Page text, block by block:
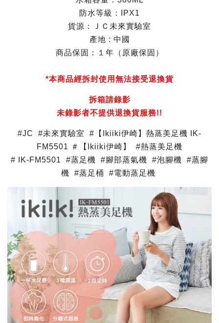
防水等級：IPX1
貨源：ＪＣ未來實驗室
產地 : 中國
商品保固：１年（原廠保固）
*本商品經拆封使用無法接受退換貨
拆箱請錄影
未錄影者不提供退換貨服務!!
#JC #未來實驗室 #【Ikiiki伊崎】熱蒸美足機 IK-
FM5501 ＃【Ikiiki伊崎】 #熱蒸美足機
# IK-FM5501 #蒸足機 #腳部蒸氣機 #泡腳機 #蒸腳
機 #蒸足桶 #電動蒸足機